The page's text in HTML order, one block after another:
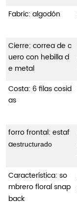
Fabric: algodón
Cierre: correa de c
uero con hebilla d
e metal
Costa: 6 filas cosid
as
forro frontal: estaf
aestructurado
Característica: so
mbrero floral snap
back